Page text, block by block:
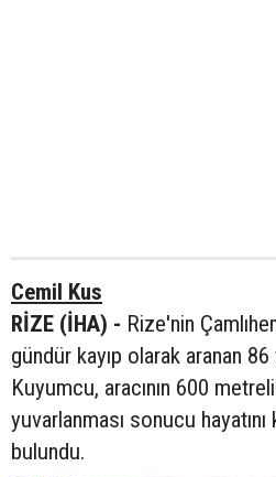
Cemil Kus
RİZE (İHA) - Rize'nin
gündür kayıp olarak aranan 86
Kuyumcu, aracının 600
yuvarlanması sonucu
bulundu.